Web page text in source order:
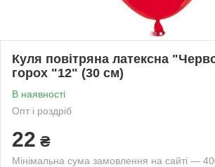
Куля повітряна латексна
горох "12" (30 см)
В наявності
Опт і роздріб
22 ₴
Мінімальна сума замовлення на сайті —